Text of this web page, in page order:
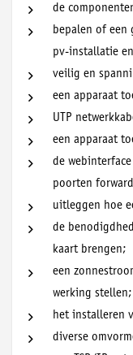
de
bepalen of een
pv-installatie
veilig en
een apparaat
UTP
een apparaat
de
poorten
uitleggen hoe
de
kaart brengen;
een
werking stellen;
het installeren
diverse